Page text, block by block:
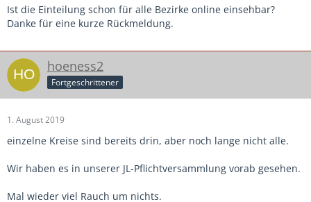
Für mich haben wir die größten Probleme im B - und A-
Ihre Mannschaften abmelden können.
Interessiert den BFV aber auch nicht, die Spitze der
Pyramide ist wichtig....
Ist die Einteilung schon für alle Bezirke online einsehbar?
Danke für eine kurze Rückmeldung.
hoeness2
Fortgeschrittener
1. August 2019
einzelne Kreise sind bereits drin, aber noch lange nicht alle.
Wir haben es in unserer JL-Pflichtversammlung vorab gesehen.
Mal wieder viel Rauch um nichts.